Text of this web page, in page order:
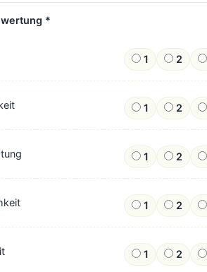
*
1 2
1 2
1 2
1 2
1 2